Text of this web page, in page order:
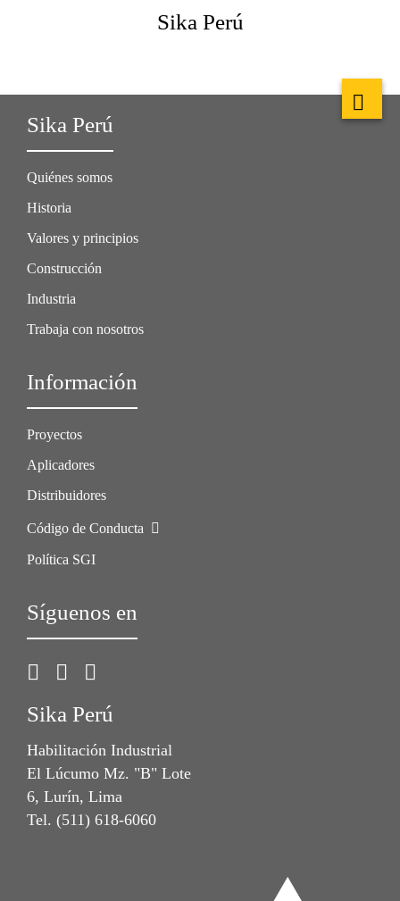
Sika Perú
Sika Perú
Quiénes somos
Historia
Valores y principios
Construcción
Industria
Trabaja con nosotros
Información
Proyectos
Aplicadores
Distribuidores
Código de Conducta
Política SGI
Síguenos en
Sika Perú
Habilitación Industrial
El Lúcumo Mz. "B" Lote
6, Lurín, Lima
Tel. (511) 618-6060